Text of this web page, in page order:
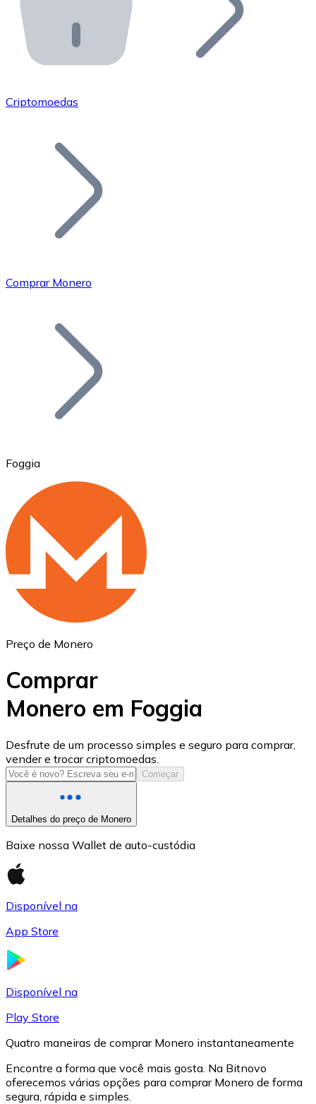
API Bitnovo
Integre nossa API no seu ecossistema.
Junte-se à nossa rede de revendedores e comercialize
Adicione o token do seu projeto ao nosso serviço de
Bitcoin
Ethereum
ETH
USD Coin
USDC
Criptomoedas
Comprar Monero
Foggia
Preço de Monero
Comprar
Monero em Foggia
Desfrute de um processo simples e seguro para comprar,
vender e trocar criptomoedas.
Começar
Detalhes do preço de Monero
Baixe nossa Wallet de auto-custódia
Disponível na
App Store
Disponível na
Play Store
Quatro maneiras de comprar Monero instantaneamente
Encontre a forma que você mais gosta. Na Bitnovo
oferecemos várias opções para comprar Monero de forma
segura, rápida e simples.